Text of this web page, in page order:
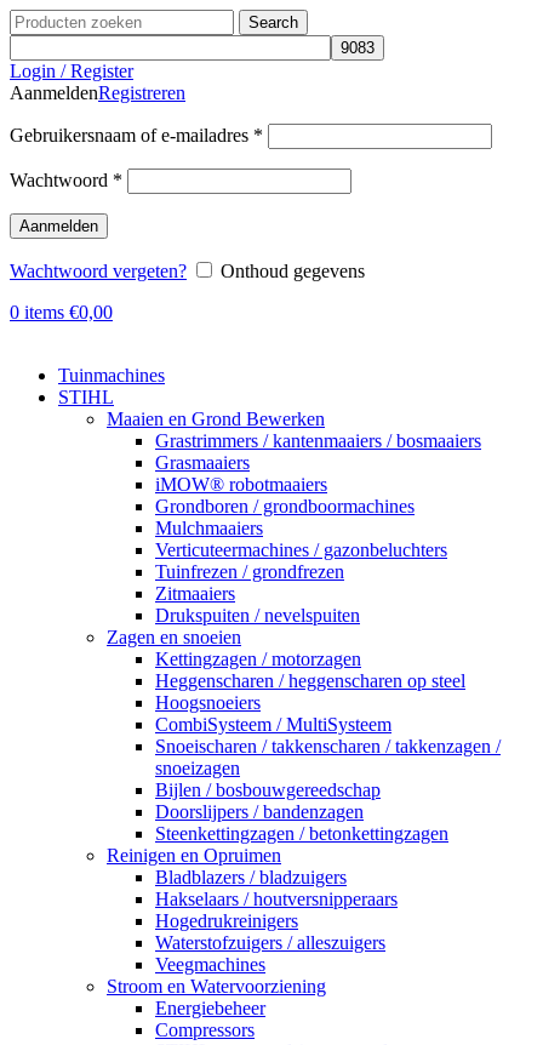
Search
Login / Register
AanmeldenRegistreren
Gebruikersnaam of e-mailadres *
Wachtwoord *
Aanmelden
Wachtwoord vergeten?
Onthoud gegevens
0 items €0,00
Tuinmachines
STIHL
Maaien en Grond Bewerken
Grastrimmers / kantenmaaiers / bosmaaiers
Grasmaaiers
iMOW® robotmaaiers
Grondboren / grondboormachines
Mulchmaaiers
Verticuteermachines / gazonbeluchters
Tuinfrezen / grondfrezen
Zitmaaiers
Drukspuiten / nevelspuiten
Zagen en snoeien
Kettingzagen / motorzagen
Heggenscharen / heggenscharen op steel
Hoogsnoeiers
CombiSysteem / MultiSysteem
Snoeischaren / takkenscharen / takkenzagen /
snoeizagen
Bijlen / bosbouwgereedschap
Doorslijpers / bandenzagen
Steenkettingzagen / betonkettingzagen
Reinigen en Opruimen
Bladblazers / bladzuigers
Hakselaars / houtversnipperaars
Hogedrukreinigers
Waterstofzuigers / alleszuigers
Veegmachines
Stroom en Watervoorziening
Energiebeheer
Compressors